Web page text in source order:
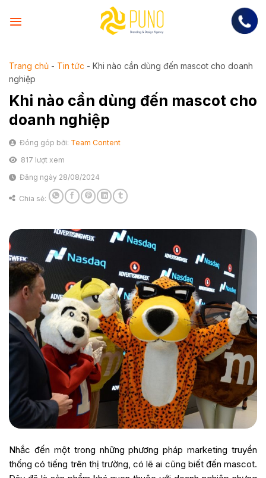
Trang chủ - Tin tức - Khi nào cần dùng đến mascot cho doanh
nghiệp
Khi nào cần dùng đến mascot cho
doanh nghiệp
Đóng góp bởi: Team Content
817 lượt xem
Đăng ngày 28/08/2024
Chia sẻ:
Nhắc đến một trong những phương pháp marketing truyền
thống có tiếng trên thị trường, có lẽ ai cũng biết đến mascot.